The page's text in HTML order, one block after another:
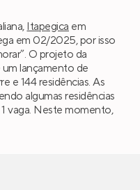
Itapegica em
em 02/2025, por isso
O projeto da
um lançamento de
e 144 residências. As
algumas residências
vaga. Neste momento,